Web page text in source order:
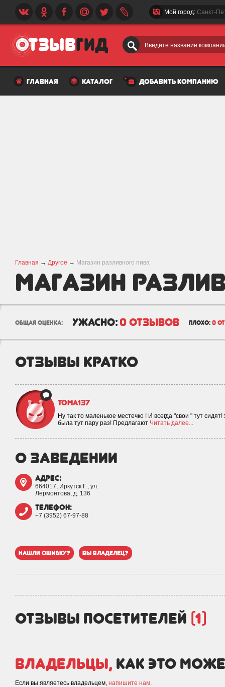
Введите название
Мой город: Санкт-
главная каталог добавить компанию
Главная → Другое → Магазин разливного пива
Магазин
пива
общая оценка: ужасно: 0 отзывов плохо: 0
отзывы кратко
Тома137
Ну так то маленькое местечко ! И всегда "свои " тут
была тут пару раз! Предлагают Читать далее...
о заведении
адрес:
664017, Иркутск Г., ул.
Лермонтова, д. 136
телефон:
+7 (3952) 67-97-88
нашли ошибку? вы владелец?
отзывы посетителей (1)
Владельцы, как это
Если вы являетесь владельцем, напишите нам.